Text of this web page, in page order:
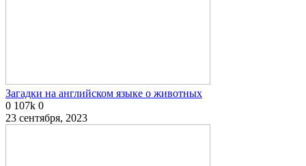
Загадки на английском языке о животных
0 107k 0
23 сентября, 2023